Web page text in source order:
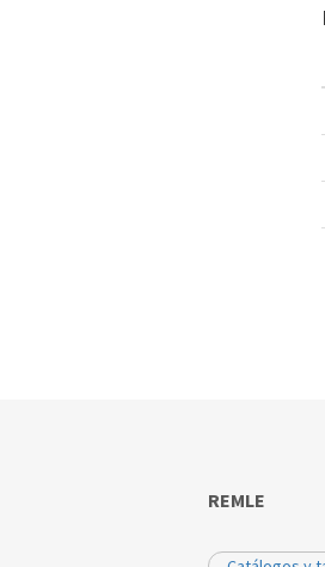
REMLE